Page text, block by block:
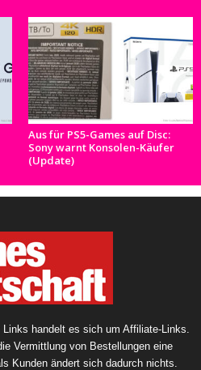
Aus für PS5-Games auf Disc:
Sony warnt Konsolen-Käufer
(Update)
handelt es sich um Affiliate-Links.
Vermittlung von Bestellungen eine
Kunden ändert sich dadurch nichts.